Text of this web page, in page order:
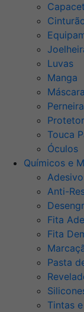
Luvas
Manga
Perneira
Touca
Óculos
Químicos e
Anti-
Fita
Fita
Pasta
Tintas